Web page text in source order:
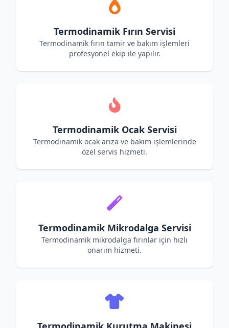
Termodinamik Fırın Servisi
Termodinamik fırın tamir ve bakım işlemleri
profesyonel ekip ile yapılır.
Termodinamik Ocak Servisi
Termodinamik ocak arıza ve bakım işlemlerinde
özel servis hizmeti.
Termodinamik Mikrodalga Servisi
Termodinamik mikrodalga fırınlar için hızlı
onarım hizmeti.